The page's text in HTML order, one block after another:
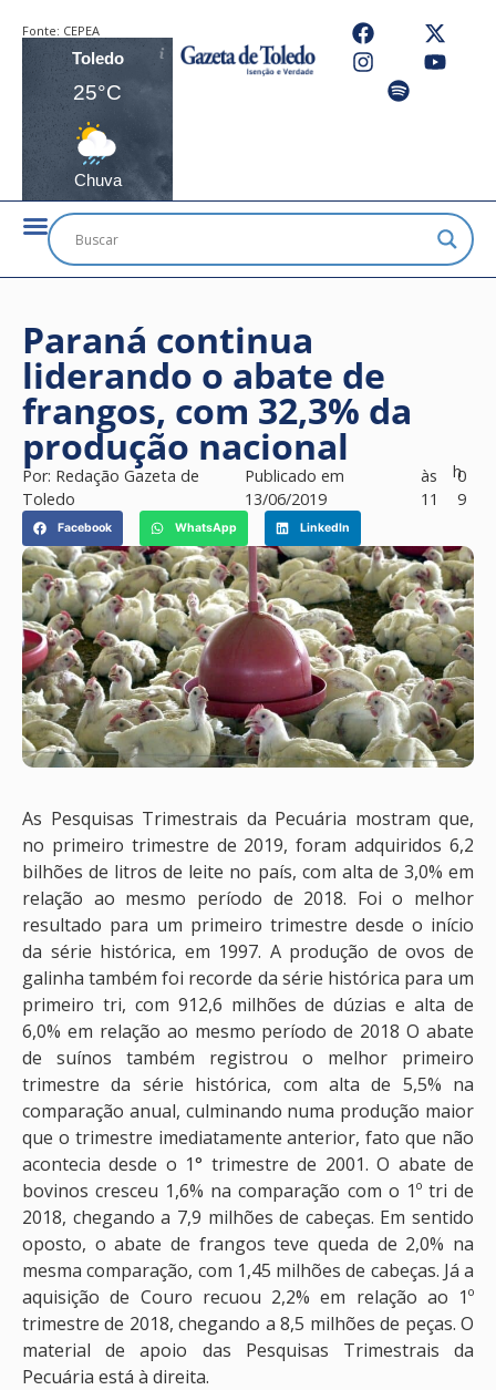
Fonte: CEPEA
Toledo
25°C
Chuva
Paraná continua
liderando o abate de
frangos, com 32,3% da
produção nacional
Por: Redação Gazeta de
Toledo
Publicado em
13/06/2019
às
11
h0
9
Facebook WhatsApp LinkedIn
As Pesquisas Trimestrais da Pecuária mostram que,
no primeiro trimestre de 2019, foram adquiridos 6,2
bilhões de litros de leite no país, com alta de 3,0% em
relação ao mesmo período de 2018. Foi o melhor
resultado para um primeiro trimestre desde o início
da série histórica, em 1997. A produção de ovos de
galinha também foi recorde da série histórica para um
primeiro tri, com 912,6 milhões de dúzias e alta de
6,0% em relação ao mesmo período de 2018 O abate
de suínos também registrou o melhor primeiro
trimestre da série histórica, com alta de 5,5% na
comparação anual, culminando numa produção maior
que o trimestre imediatamente anterior, fato que não
acontecia desde o 1° trimestre de 2001. O abate de
bovinos cresceu 1,6% na comparação com o 1º tri de
2018, chegando a 7,9 milhões de cabeças. Em sentido
oposto, o abate de frangos teve queda de 2,0% na
mesma comparação, com 1,45 milhões de cabeças. Já a
aquisição de Couro recuou 2,2% em relação ao 1º
trimestre de 2018, chegando a 8,5 milhões de peças. O
material de apoio das Pesquisas Trimestrais da
Pecuária está à direita.